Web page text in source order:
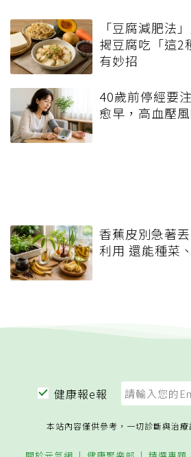
「豆腐減肥法
揭豆腐吃「這2
有妙招
40歲前停經要
愈早，高血壓
香蕉皮別急著
利用 還能種菜
健康報e報
本站內容僅供參考，一切診斷與治療